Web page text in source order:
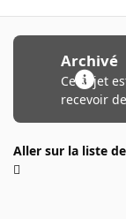
Archivé
Ce sujet
recevoir
Aller sur la liste